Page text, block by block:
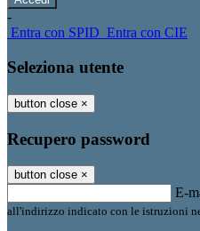
-
Entra con SPID Entra con CIE
Seleziona utente
button close ×
Recupero password
button close ×
E-
all'indirizzo indicato con le istruzioni